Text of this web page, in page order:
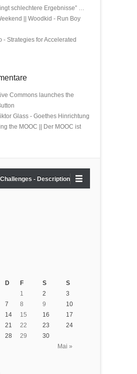
schlechtere Ergebnisse” …
|| Woodkid - Run Boy
- Strategies for Accelerated
Commons launches the
Glass - Goethes Hinrichtung
the MOOC || Der MOOC ist
- Description
D F S S
Mai »
1 2
3
7 8 9
10
14 15 16
17
21 22 23
24
28 29 30